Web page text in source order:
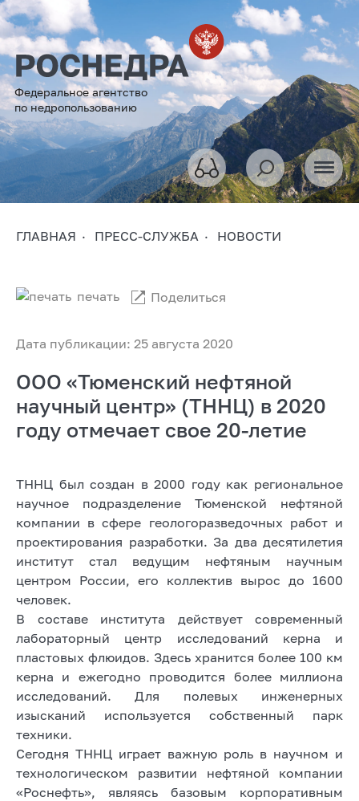
Федеральное агентство
по недропользованию
ГЛАВНАЯ ПРЕСС-СЛУЖБА НОВОСТИ
Дата публикации: 25 августа 2020
печать Поделиться
ООО «Тюменский нефтяной
научный центр» (ТННЦ) в 2020
году отмечает свое 20-летие
ТННЦ был создан в 2000 году как региональное
научное подразделение Тюменской нефтяной
компании в сфере геологоразведочных работ и
проектирования разработки. За два десятилетия
институт стал ведущим нефтяным научным
центром России, его коллектив вырос до 1600
человек.
В составе института действует современный
лабораторный центр исследований керна и
пластовых флюидов. Здесь хранится более 100 км
керна и ежегодно проводится более миллиона
исследований. Для полевых инженерных
изысканий используется собственный парк
техники.
Сегодня ТННЦ играет важную роль в научном и
технологическом развитии нефтяной компании
«Роснефть», являясь базовым корпоративным